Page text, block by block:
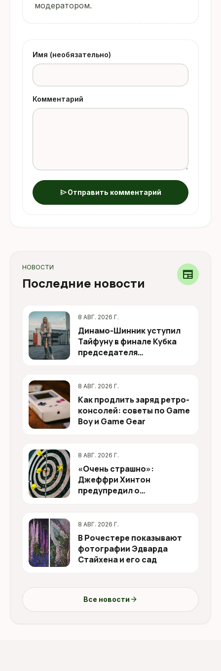
модератором.
Имя (необязательно)
Комментарий
sendОтправить комментарий
НОВОСТИ
Последние новости
newspaper
8 АВГ. 2026 Г.
Динамо-Шинник уступил
Тайфуну в финале Кубка
председателя
8 АВГ. 2026 Г.
Как продлить заряд ретро-
консолей: советы по Game
Boy и Game Gear
8 АВГ. 2026 Г.
«Очень страшно»:
Джеффри Хинтон
предупредил о
8 АВГ. 2026 Г.
В Рочестере показывают
фотографии Эдварда
Стайхена и его сад
Все новости arrow_forward